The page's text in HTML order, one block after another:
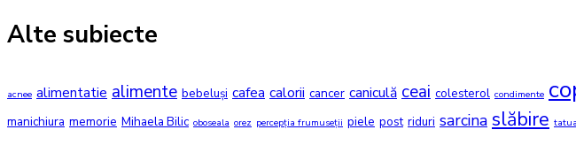
Alte subiecte
acnee alimentatie alimente bebeluși cafea calorii cancer caniculă ceai colesterol condimente
manichiura memorie Mihaela Bilic oboseala orez percepția frumuseții piele post riduri sarcina slăbire